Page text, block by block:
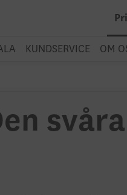
KUNDSERVICE OM
svåra